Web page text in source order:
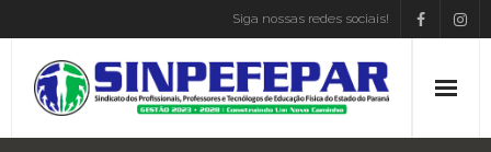
Siga nossas redes sociais!